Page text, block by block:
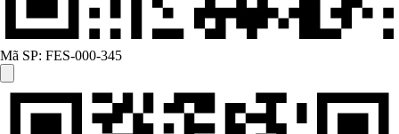
Mã SP: FES-000-345